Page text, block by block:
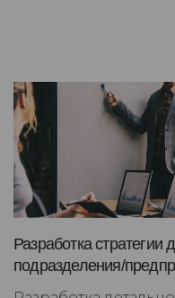
Разработка стратегии
подразделения/